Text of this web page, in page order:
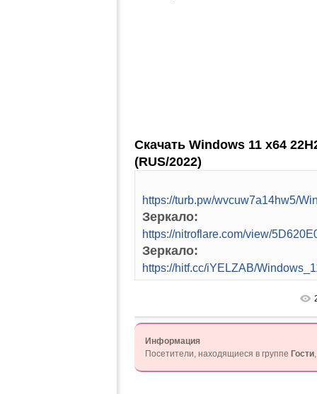
Скачать Windows 11 x64
(RUS/2022)
https://turb.pw/wvcuw7a14hw5/
Зеркало:
https://nitroflare.com/view/
Зеркало:
https://hitf.cc/iYELZAB/
Информация
Посетители, находящиеся в группе Гости